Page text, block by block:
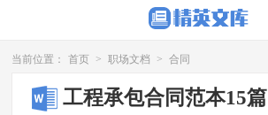
当前位置： 首页 > 职场文档 > 合同
工程承包合同范本15篇